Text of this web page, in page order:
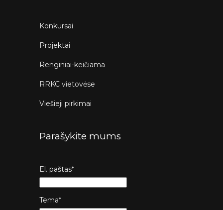
Konkursai
Projektai
Renginiai-keičiama
RRKC vietovėse
Viešieji pirkimai
Parašykite mums
El. paštas*
Tema*